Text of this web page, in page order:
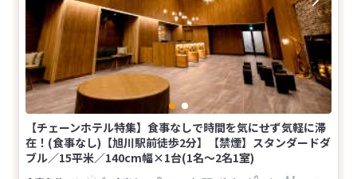
【チェーンホテル特集】食事なしで時間を気にせず気軽に滞
在！(食事なし)【旭川駅前徒歩2分】【禁煙】スタンダードダ
ブル／15平米／140cm幅×1台(1名～2名1室)